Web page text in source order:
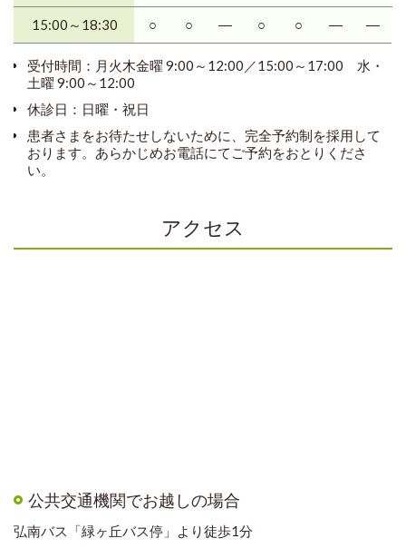
15:00～18:30 ○ ○ ― ○ ○ ― ―
受付時間：月火木金曜 9:00～12:00／15:00～17:00 水・
土曜 9:00～12:00
休診日：日曜・祝日
患者さまをお待たせしないために、完全予約制を採用して
おります。あらかじめお電話にてご予約をおとりくださ
い。
アクセス
公共交通機関でお越しの場合
弘南バス「緑ヶ丘バス停」より徒歩1分